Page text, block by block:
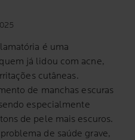
é uma
já lidou com acne,
cutâneas.
de manchas escuras
especialmente
de pele mais escuros.
de saúde grave,